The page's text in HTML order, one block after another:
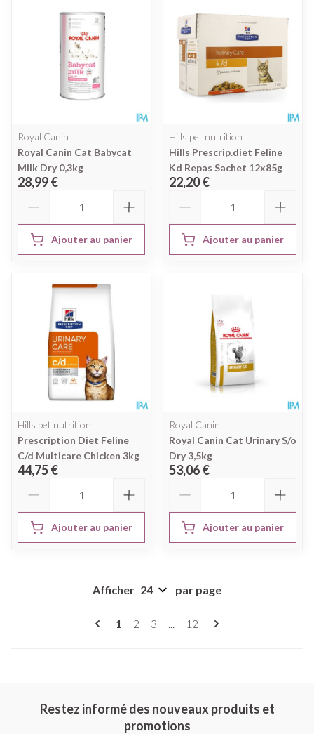
Royal Canin
Royal Canin Cat Babycat
Milk Dry 0,3kg
28,99 €
Ajouter au panier
Hills pet nutrition
Hills Prescrip.diet Feline
Kd Repas Sachet 12x85g
22,20 €
Ajouter au panier
Hills pet nutrition
Prescription Diet Feline
C/d Multicare Chicken 3kg
44,75 €
Ajouter au panier
Royal Canin
Royal Canin Cat Urinary S/o
Dry 3,5kg
53,06 €
Ajouter au panier
Vous lisez actuellement la page
1 Page
2 Page
3 ... Page
12
Afficher par page
Restez informé des nouveaux produits et
promotions